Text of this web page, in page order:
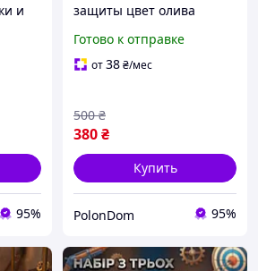
и
95%
защиты цвет олива
налокотники для
военных, страйкбола,
Готово к отправке
от38₴/мес
380₴
500 ₴
Купить
PolonDom 95%